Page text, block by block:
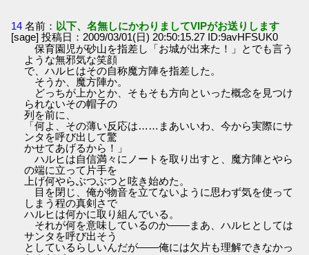
14 名前： 以下、名無しにかわりましてVIPがお送りします
[sage] 投稿日：2009/03/01(日) 20:50:15.27 ID:9avHFSUK0
保育園児が砂山を指差し「お城が出来た！」とでも言う
ような無邪気な笑顔
で、ハルヒはその自称魔方陣を指差した。
そうか、魔方陣か。
どっちが上かとか、そもそも方向といった概念を見つけ
られないその帽子の
列を前に、
「何よ、その薄い反応は……まあいいわ、今から実際にサ
ンタを呼び出して驚
かせてあげるから！」
ハルヒは自信満々にノートを取り出すと、魔方陣とやら
の端に立って片手を
上げ何やらぶつぶつと呟き始めた。
目を閉じ、俺が物音を立てないように思わず気を使って
しまう程の真剣さで
ハルヒは何かに取り組んでいる。
それが何を意味しているのか――まあ、ハルヒとしては
サンタを呼び出そう
としているらしいんだが――俺には欠片も理解できなかっ